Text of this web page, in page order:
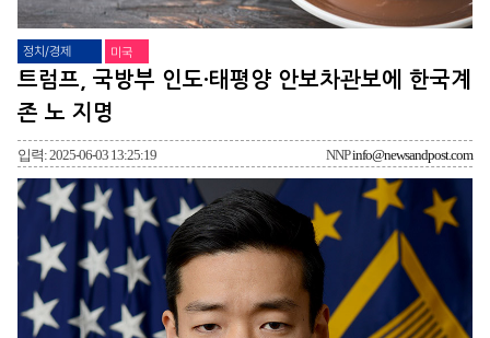
정치/경제 미국
트럼프, 국방부 인도·태평양 안보차관보에 한국계
존 노 지명
입력: 2025-06-03 13:25:19 NNPinfo@newsandpost.com